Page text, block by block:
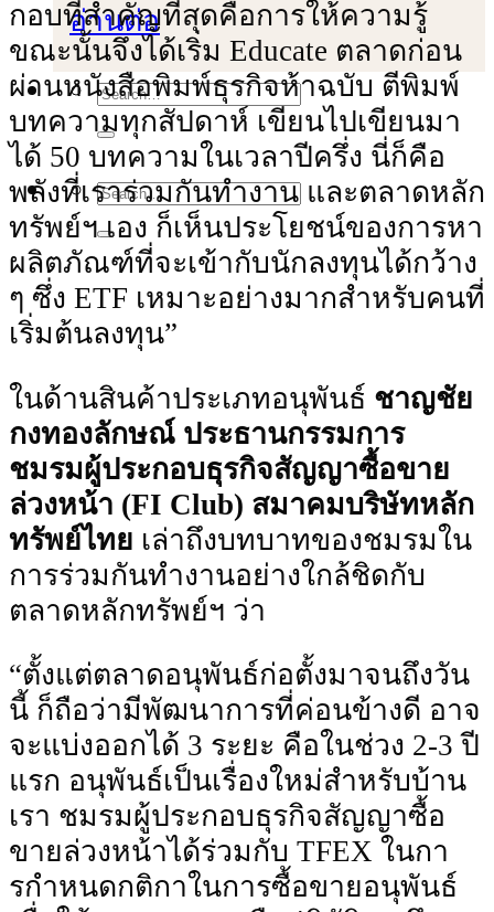
อ่านต่อ
กอบที่สําคัญที่สุดคือการให้ความรู้
ขณะนั้นจึงได้เริ่ม Educate ตลาดก่อน
ผ่านหนังสือพิมพ์ธุรกิจห้าฉบับ ตีพิมพ์
บทความทุกสัปดาห์ เขียนไปเขียนมา
ได้ 50 บทความในเวลาปีครึ่ง นี่ก็คือ
พลังที่เราร่วมกันทํางาน และตลาดหลัก
ทรัพย์ฯ เอง ก็เห็นประโยชน์ของการหา
ผลิตภัณฑ์ที่จะเข้ากับนักลงทุนได้กว้าง
ๆ ซึ่ง ETF เหมาะอย่างมากสําหรับคนที่
เริ่มต้นลงทุน”
ในด้านสินค้าประเภทอนุพันธ์ ชาญชัย
กงทองลักษณ์ ประธานกรรมการ
ชมรมผู้ประกอบธุรกิจสัญญาซื้อขาย
ล่วงหน้า (FI Club) สมาคมบริษัทหลัก
ทรัพย์ไทย เล่าถึงบทบาทของชมรมใน
การร่วมกันทํางานอย่างใกล้ชิดกับ
ตลาดหลักทรัพย์ฯ ว่า
“ตั้งแต่ตลาดอนุพันธ์ก่อตั้งมาจนถึงวัน
นี้ ก็ถือว่ามีพัฒนาการที่ค่อนข้างดี อาจ
จะแบ่งออกได้ 3 ระยะ คือในช่วง 2-3 ปี
แรก อนุพันธ์เป็นเรื่องใหม่สําหรับบ้าน
เรา ชมรมผู้ประกอบธุรกิจสัญญาซื้อ
ขายล่วงหน้าได้ร่วมกับ TFEX ในกา
รกําหนดกติกาในการซื้อขายอนุพันธ์